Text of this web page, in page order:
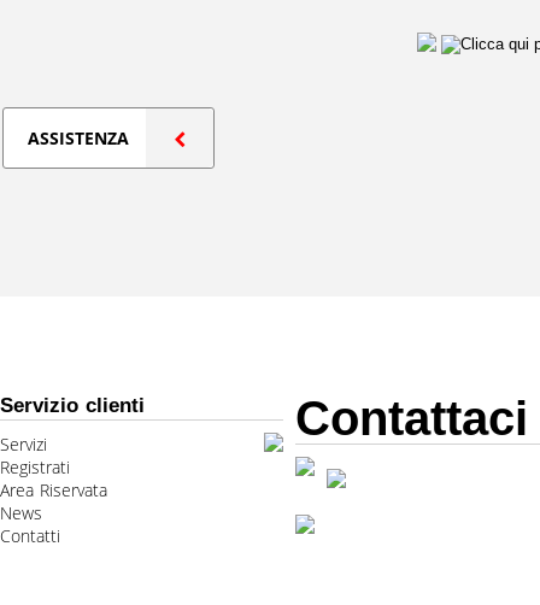
ASSISTENZA
Servizio clienti
Servizi
Registrati
Area Riservata
News
Contatti
Contattaci